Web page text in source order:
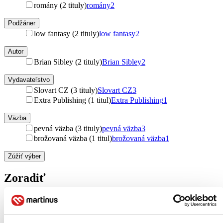
romány (2 tituly)romány2
Podžáner
low fantasy (2 tituly)low fantasy2
Autor
Brian Sibley (2 tituly)Brian Sibley2
Vydavateľstvo
Slovart CZ (3 tituly)Slovart CZ3
Extra Publishing (1 titul)Extra Publishing1
Väzba
pevná väzba (3 tituly)pevná väzba3
brožovaná väzba (1 titul)brožovaná väzba1
Zúžiť výber
Zoradiť